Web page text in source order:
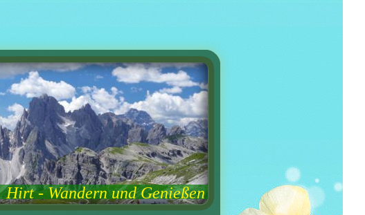
- Wandern und Genießen